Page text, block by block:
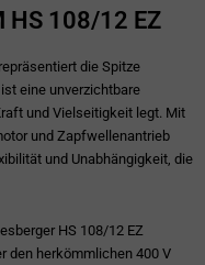
HS 108/12 EZ
die Spitze
eine unverzichtbare
und Vielseitigkeit legt. Mit
und Zapfwellenantrieb
und Unabhängigkeit, die
HS 108/12 EZ
den herkömmlichen 400 V